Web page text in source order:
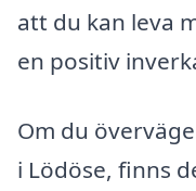
att du kan leva
en positiv
Om du
i Lödöse, finns